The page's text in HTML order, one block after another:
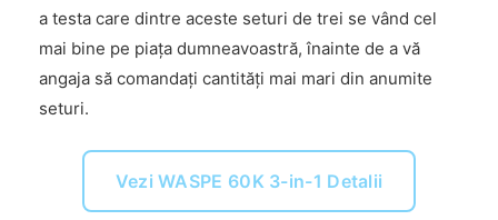
a testa care dintre aceste seturi de trei se vând cel
mai bine pe piața dumneavoastră, înainte de a vă
angaja să comandați cantități mai mari din anumite
seturi.
Vezi WASPE 60K 3-in-1 Detalii